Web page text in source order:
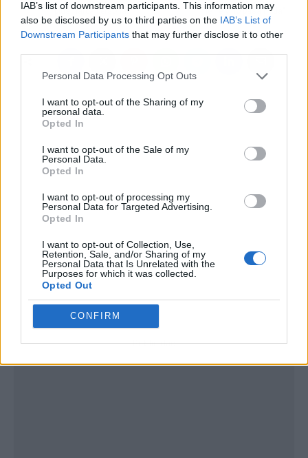
IAB’s list of downstream participants. This information may
also be disclosed by us to third parties on the IAB’s List of
Downstream Participants that may further disclose it to other
Personal Data Processing Opt Outs
I want to opt-out of the Sharing of my
personal data.
Opted In
I want to opt-out of the Sale of my
Personal Data.
Opted In
I want to opt-out of processing my
Personal Data for Targeted Advertising.
Opted In
I want to opt-out of Collection, Use,
Retention, Sale, and/or Sharing of my
Personal Data that Is Unrelated with the
Purposes for which it was collected.
Opted Out
CONFIRM
plusmarca personal
me iré y no pasa nada"
Publicidad